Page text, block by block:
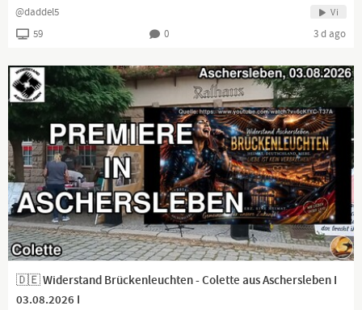
@daddel5 Vi
59 0 3 d ago
🇩🇪 Widerstand Brückenleuchten - Colette aus Aschersleben I
03.08.2026 I